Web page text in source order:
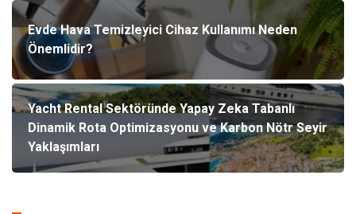
Evde Hava Temizleyici Cihaz Kullanımı Neden
Önemlidir?
Yacht Rental Sektöründe Yapay Zeka Tabanlı
Dinamik Rota Optimizasyonu ve Karbon Nötr Seyir
Yaklaşımları